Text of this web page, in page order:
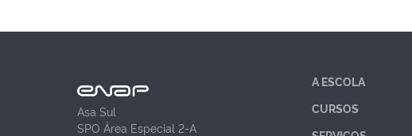
Asa Sul
SPO Área Especial 2-A
A ESCOLA
CURSOS